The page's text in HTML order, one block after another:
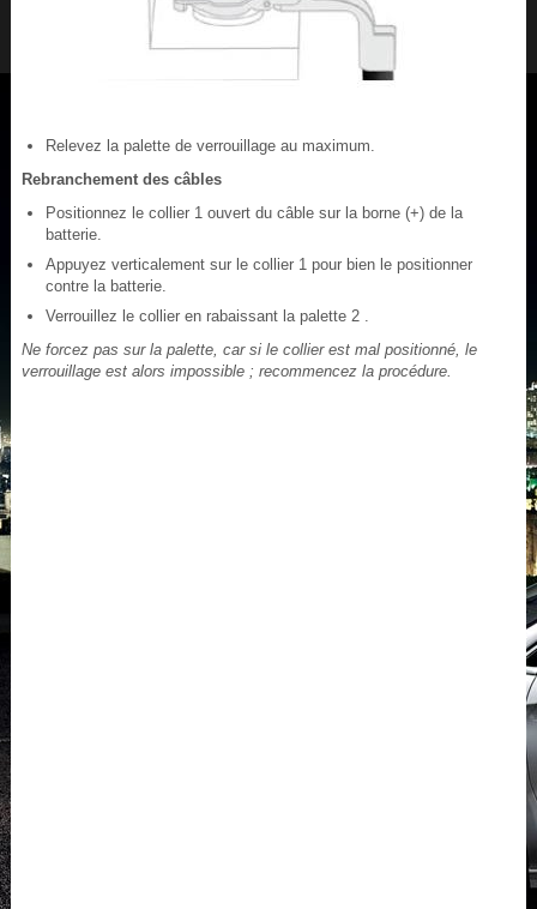
Relevez la palette de verrouillage au maximum.
Rebranchement des câbles
Positionnez le collier 1 ouvert du câble sur la borne (+) de la
batterie.
Appuyez verticalement sur le collier 1 pour bien le positionner
contre la batterie.
Verrouillez le collier en rabaissant la palette 2 .
Ne forcez pas sur la palette, car si le collier est mal positionné, le
verrouillage est alors impossible ; recommencez la procédure.